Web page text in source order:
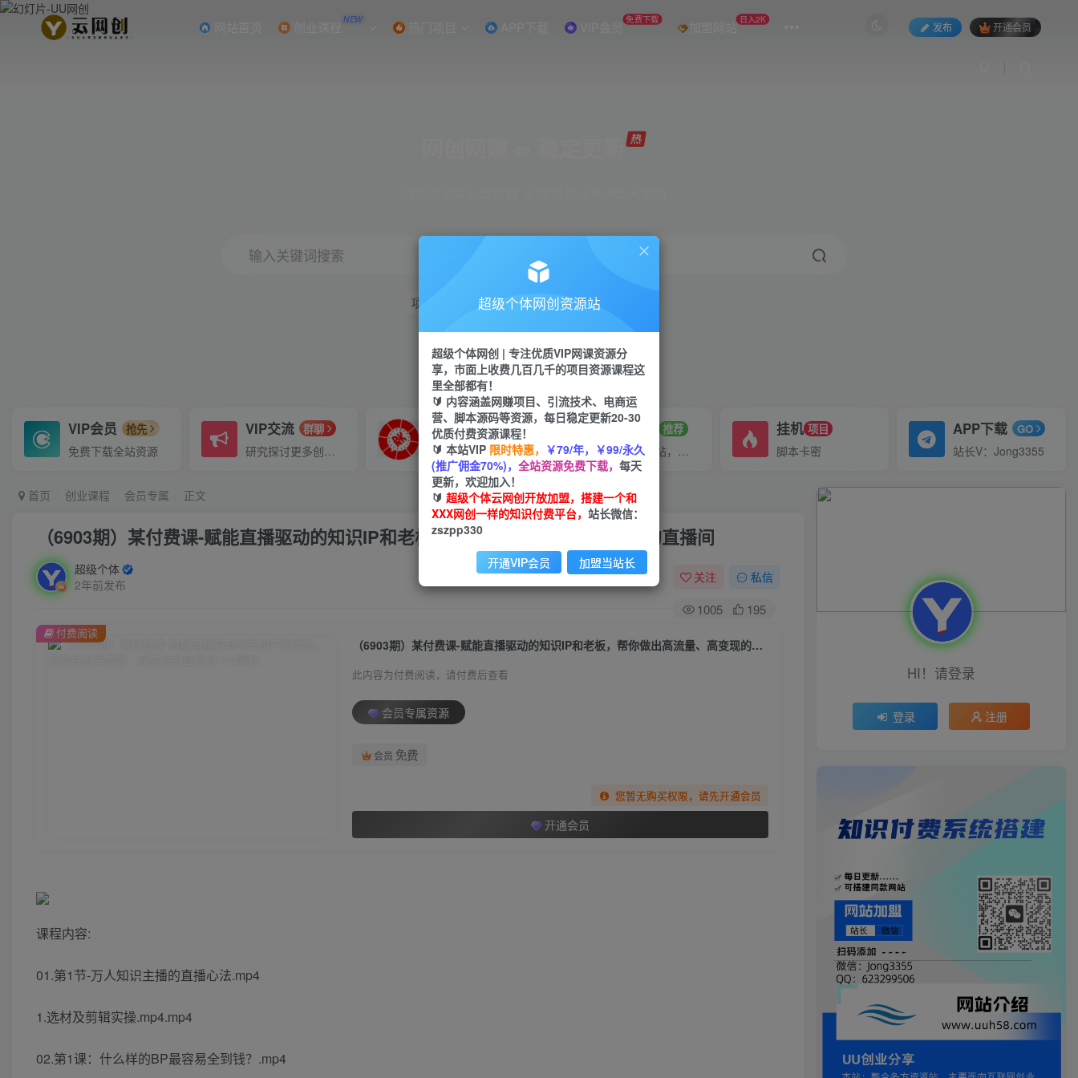
创业课程 NEW 热门项目 APP下载 VIP会员 免费下载 加盟网站 日入2K
发布 开通会员
输入关键词搜索
项目 引流 短视频 小红书
VIP会员 抢先
免费下载全站资源
VIP交流 群聊
研究探讨更多创业项目路子。
VIP推广
70%分佣
会员专属推广链接
招募站长 推荐
搭建同款网站，自己当老板
挂机 项目
脚本卡密
APP下载 GO
站长V：Jong3355
首页 创业课程 会员专属 正文
（6903期）某付费课-赋能直播驱动的知识IP和老板，帮你做出高流量、高变现的直播间
超级个体
2年前发布
关注 私信
1005 195
（6903期）某付费课-赋能直播驱动的知识IP和老板，帮你做出高流量、高变现的直播间
此内容为付费阅读，请付费后查看
会员专属资源
会员 免费
您暂无购买权限，请先开通会员
开通会员
付费阅读
课程内容:
01.第1节-万人知识主播的直播心法.mp4
1.选材及剪辑实操.mp4.mp4
02.第1课：什么样的BP最容易全到钱？.mp4
HI！请登录
登录 注册
超级个体网创资源站
超级个体网创 | 专注优质VIP网课资源分
享，市面上收费几百几千的项目资源课程这
里全部都有！
🔰 内容涵盖网赚项目、引流技术、电商运
营、脚本源码等资源，每日稳定更新20-30
优质付费资源课程！
🔰 本站VIP 限时特惠， ￥79/年，￥99/永久
(推广佣金70%)， 全站资源免费下载， 每天
更新，欢迎加入！
🔰 超级个体云网创开放加盟，搭建一个和
XXX网创一样的知识付费平台， 站长微信：
zszpp330
开通VIP会员 加盟当站长